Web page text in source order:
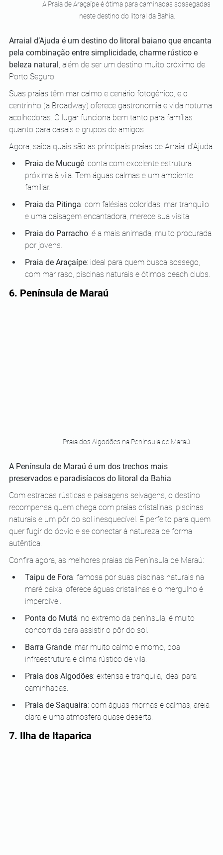
A Praia de Araçaípe é ótima para caminadas sossegadas
neste destino do litoral da Bahia.
Arraial d’Ajuda é um destino do litoral baiano que encanta
pela combinação entre simplicidade, charme rústico e
beleza natural , além de ser um destino muito próximo de
Porto Seguro.
Suas praias têm mar calmo e cenário fotogênico, e o
centrinho (a Broadway) oferece gastronomia e vida noturna
acolhedoras. O lugar funciona bem tanto para famílias
quanto para casais e grupos de amigos.
Agora, saiba quais são as principais praias de Arraial d’Ajuda:
Praia de Mucugê: conta com excelente estrutura
próxima à vila. Tem águas calmas e um ambiente
familiar.
Praia da Pitinga: com falésias coloridas, mar tranquilo
e uma paisagem encantadora, merece sua visita.
Praia do Parracho: é a mais animada, muito procurada
por jovens.
Praia de Araçaípe: ideal para quem busca sossego,
com mar raso, piscinas naturais e ótimos beach clubs.
6. Península de Maraú
Praia dos Algodões na Península de Maraú.
A Península de Maraú é um dos trechos mais
preservados e paradisíacos do litoral da Bahia.
Com estradas rústicas e paisagens selvagens, o destino
recompensa quem chega com praias cristalinas, piscinas
naturais e um pôr do sol inesquecível. É perfeito para quem
quer fugir do óbvio e se conectar à natureza de forma
autêntica.
Confira agora, as melhores praias da Península de Maraú:
Taipu de Fora: famosa por suas piscinas naturais na
maré baixa, oferece águas cristalinas e o mergulho é
imperdível.
Ponta do Mutá: no extremo da península, é muito
concorrida para assistir o pôr do sol.
Barra Grande: mar muito calmo e morno, boa
infraestrutura e clima rústico de vila.
Praia dos Algodões: extensa e tranquila, ideal para
caminhadas.
Praia de Saquaíra: com águas mornas e calmas, areia
clara e uma atmosfera quase deserta.
7. Ilha de Itaparica